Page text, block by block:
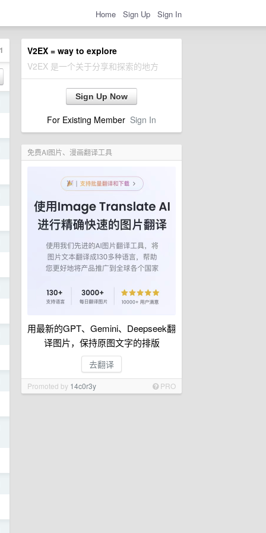
Home Sign Up Sign In
V2EX = way to explore
V2EX 是一个关于分享和探索的地方
Sign Up Now
For Existing Member Sign In
免费AI图片、漫画翻译工具
用最新的GPT、Gemini、Deepseek翻
译图片，保持原图文字的排版
去翻译
Promoted by 14c0r3y PRO